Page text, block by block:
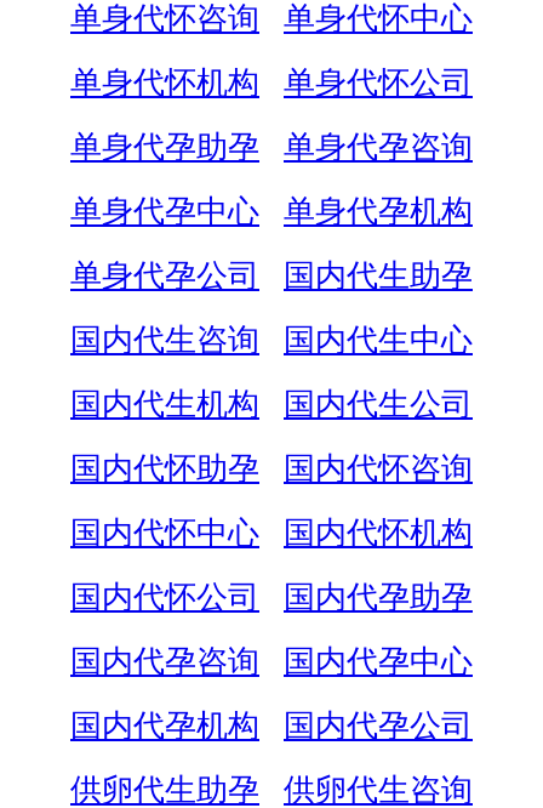
单身代怀咨询
单身代怀中心
单身代怀机构
单身代怀公司
单身代孕助孕
单身代孕咨询
单身代孕中心
单身代孕机构
单身代孕公司
国内代生助孕
国内代生咨询
国内代生中心
国内代生机构
国内代生公司
国内代怀助孕
国内代怀咨询
国内代怀中心
国内代怀机构
国内代怀公司
国内代孕助孕
国内代孕咨询
国内代孕中心
国内代孕机构
国内代孕公司
供卵代生助孕
供卵代生咨询